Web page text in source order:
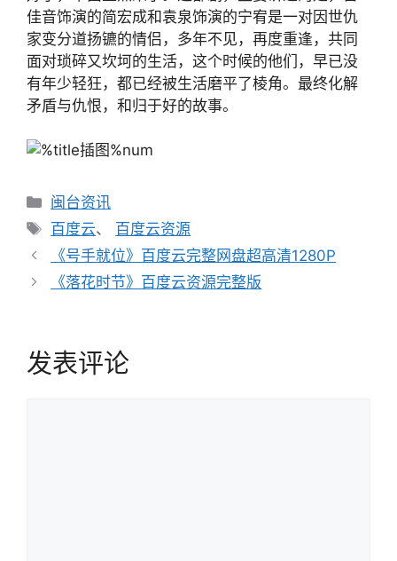
佳音饰演的简宏成和袁泉饰演的宁宥是一对因世仇
家变分道扬镳的情侣，多年不见，再度重逢，共同
面对琐碎又坎坷的生活，这个时候的他们，早已没
有年少轻狂，都已经被生活磨平了棱角。最终化解
矛盾与仇恨，和归于好的故事。
分
类
闽台资讯
标
签
百度云、 百度云资源
文
章
《号手就位》百度云完整网盘超高清1280P
《落花时节》百度云资源完整版
发表评论